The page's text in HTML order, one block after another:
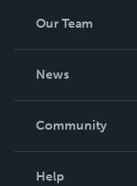
Our Team
News
In The News
Community
Help